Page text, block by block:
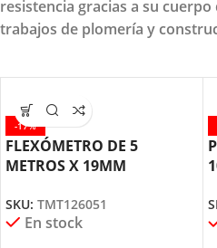
resistencia gracias a su
trabajos de plomería y
-17%
FLEXÓMETRO DE 5
METROS X 19MM
SKU: TMT126051
En stock